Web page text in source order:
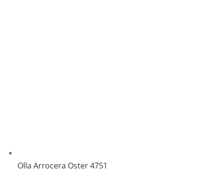
Olla Arrocera Oster 4751